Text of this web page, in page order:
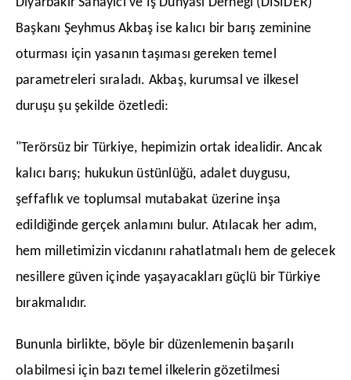
Başkanı Şeyhmus Akbaş ise kalıcı bir barış zeminine
oturması için yasanın taşıması gereken temel
parametreleri sıraladı. Akbaş, kurumsal ve ilkesel
duruşu şu şekilde özetledi:
​"Terörsüz bir Türkiye, hepimizin ortak idealidir. Ancak
kalıcı barış; hukukun üstünlüğü, adalet duygusu,
şeffaflık ve toplumsal mutabakat üzerine inşa
edildiğinde gerçek anlamını bulur. Atılacak her adım,
hem milletimizin vicdanını rahatlatmalı hem de gelecek
nesillere güven içinde yaşayacakları güçlü bir Türkiye
bırakmalıdır.
​Bununla birlikte, böyle bir düzenlemenin başarılı
olabilmesi için bazı temel ilkelerin gözetilmesi